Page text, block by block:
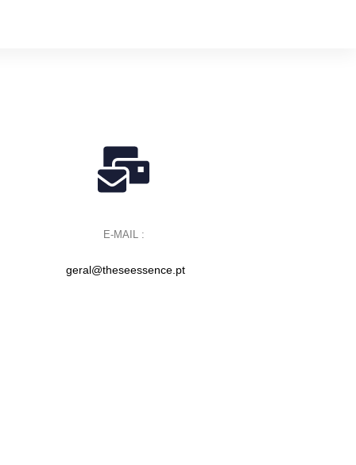
E-MAIL :
geral@theseessence.pt